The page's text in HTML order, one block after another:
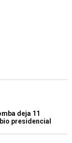
deja 11
presidencial